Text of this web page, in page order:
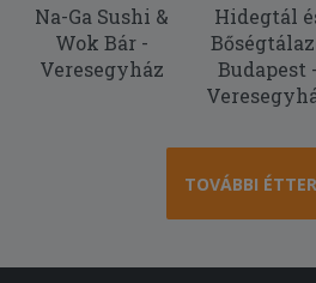
2025-06-24 - Zoltán:
nagyon csíííííp
2025-06-07 - Ilonka:
volt. Hamar megkaptam,
kedves, udvarias volt.
Na-Ga Sushi &
Wok Bár -
Veresegyház
Hidegtál
Budapest -
TOVÁBBI